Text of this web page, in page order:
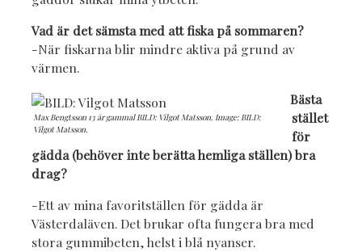
Vad är det sämsta med att fiska på sommaren?
-När fiskarna blir mindre aktiva på grund av
värmen.
Max Bengtsson 13 år gammal BILD: Vilgot Matsson. Image: BILD:
Vilgot Matsson.
Bästa
stället
för
gädda (behöver inte berätta hemliga ställen) bra
drag?
-Ett av mina favoritställen för gädda är
Västerdaläven. Det brukar ofta fungera bra med
stora gummibeten, helst i blå nyanser.